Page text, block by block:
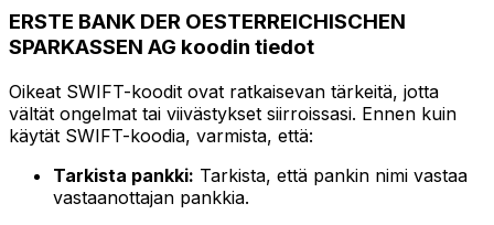
ERSTE BANK DER OESTERREICHISCHEN
SPARKASSEN AG koodin tiedot
Oikeat SWIFT-koodit ovat ratkaisevan tärkeitä, jotta
vältät ongelmat tai viivästykset siirroissasi. Ennen kuin
käytät SWIFT-koodia, varmista, että:
Tarkista pankki: Tarkista, että pankin nimi vastaa
vastaanottajan pankkia.